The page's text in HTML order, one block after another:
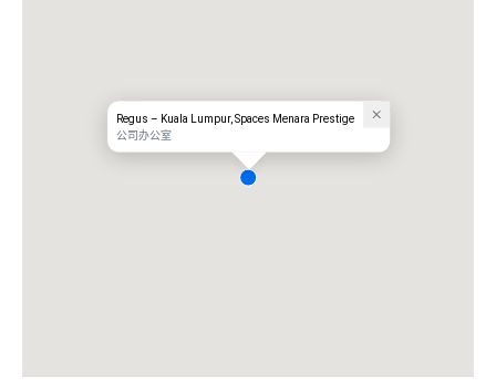
Regus – Kuala Lumpur, Spaces Menara Prestige
公司办公室